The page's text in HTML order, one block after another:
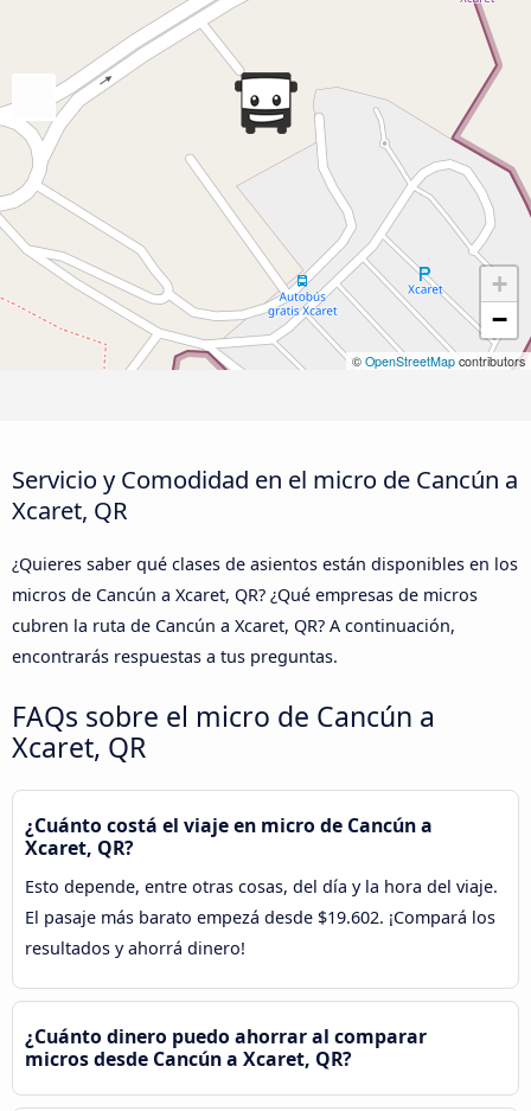
+
−
© OpenStreetMap contributors
Servicio y Comodidad en el micro de Cancún a
Xcaret, QR
¿Quieres saber qué clases de asientos están disponibles en los
micros de Cancún a Xcaret, QR? ¿Qué empresas de micros
cubren la ruta de Cancún a Xcaret, QR? A continuación,
encontrarás respuestas a tus preguntas.
FAQs sobre el micro de Cancún a
Xcaret, QR
¿Cuánto costá el viaje en micro de Cancún a
Xcaret, QR?
Esto depende, entre otras cosas, del día y la hora del viaje.
El pasaje más barato empezá desde $19.602. ¡Compará los
resultados y ahorrá dinero!
¿Cuánto dinero puedo ahorrar al comparar
micros desde Cancún a Xcaret, QR?